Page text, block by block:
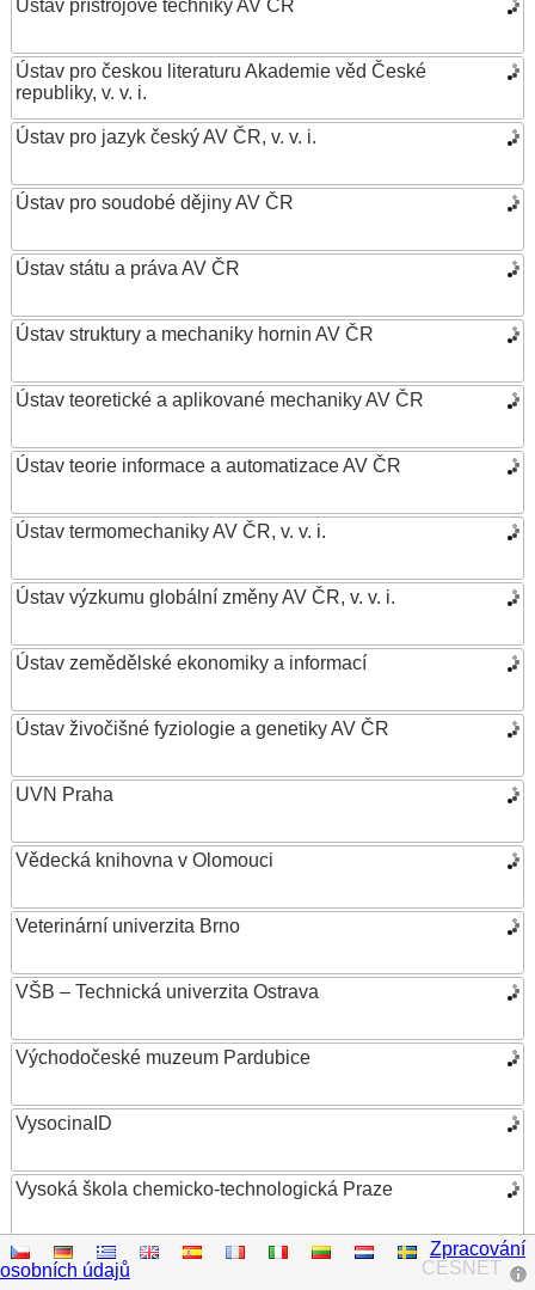
Ústav přístrojové techniky AV ČR
Ústav pro českou literaturu Akademie věd České
republiky, v. v. i.
Ústav pro jazyk český AV ČR, v. v. i.
Ústav pro soudobé dějiny AV ČR
Ústav státu a práva AV ČR
Ústav struktury a mechaniky hornin AV ČR
Ústav teoretické a aplikované mechaniky AV ČR
Ústav teorie informace a automatizace AV ČR
Ústav termomechaniky AV ČR, v. v. i.
Ústav výzkumu globální změny AV ČR, v. v. i.
Ústav zemědělské ekonomiky a informací
Ústav živočišné fyziologie a genetiky AV ČR
UVN Praha
Vědecká knihovna v Olomouci
Veterinární univerzita Brno
VŠB – Technická univerzita Ostrava
Východočeské muzeum Pardubice
VysocinaID
Vysoká škola chemicko-technologická Praze
Vysoká škola ekonomická v Praze
CESNET
Zpracování
osobních údajů